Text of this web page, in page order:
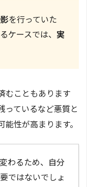
を行っていた
ケースでは、 実
むこともあります
っているなど悪質と
性が高まります。
わるため、自分
ではないでしょ